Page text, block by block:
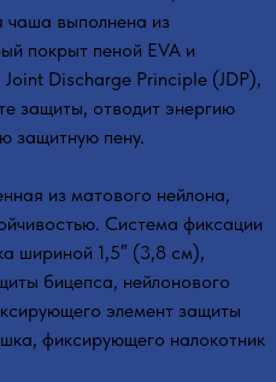
чаша выполнена из
покрыт пеной EVA и
Joint Discharge Principle (JDP),
защиты, отводит энергию
защитную пену.
из матового нейлона,
Система фиксации
шириной 1,5″ (3,8 см),
бицепса, нейлонового
элемент защиты
фиксирующего налокотник